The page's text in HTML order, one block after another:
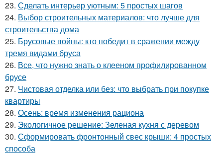
23. Сделать интерьер уютным: 5 простых шагов
24. Выбор строительных материалов: что лучше для
строительства дома
25. Брусовые войны: кто победит в сражении между
тремя видами бруса
26. Все, что нужно знать о клееном профилированном
брусе
27. Чистовая отделка или без: что выбрать при покупке
квартиры
28. Осень: время изменения рациона
29. Экологичное решение: Зеленая кухня с деревом
30. Сформировать фронтонный свес крыши: 4 простых
способа